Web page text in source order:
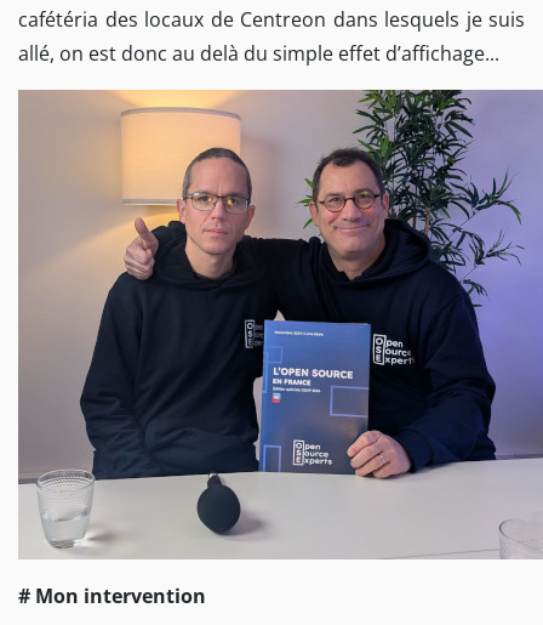
cafétéria des locaux de Centreon dans lesquels je suis
allé, on est donc au delà du simple effet d’affichage...
# Mon intervention